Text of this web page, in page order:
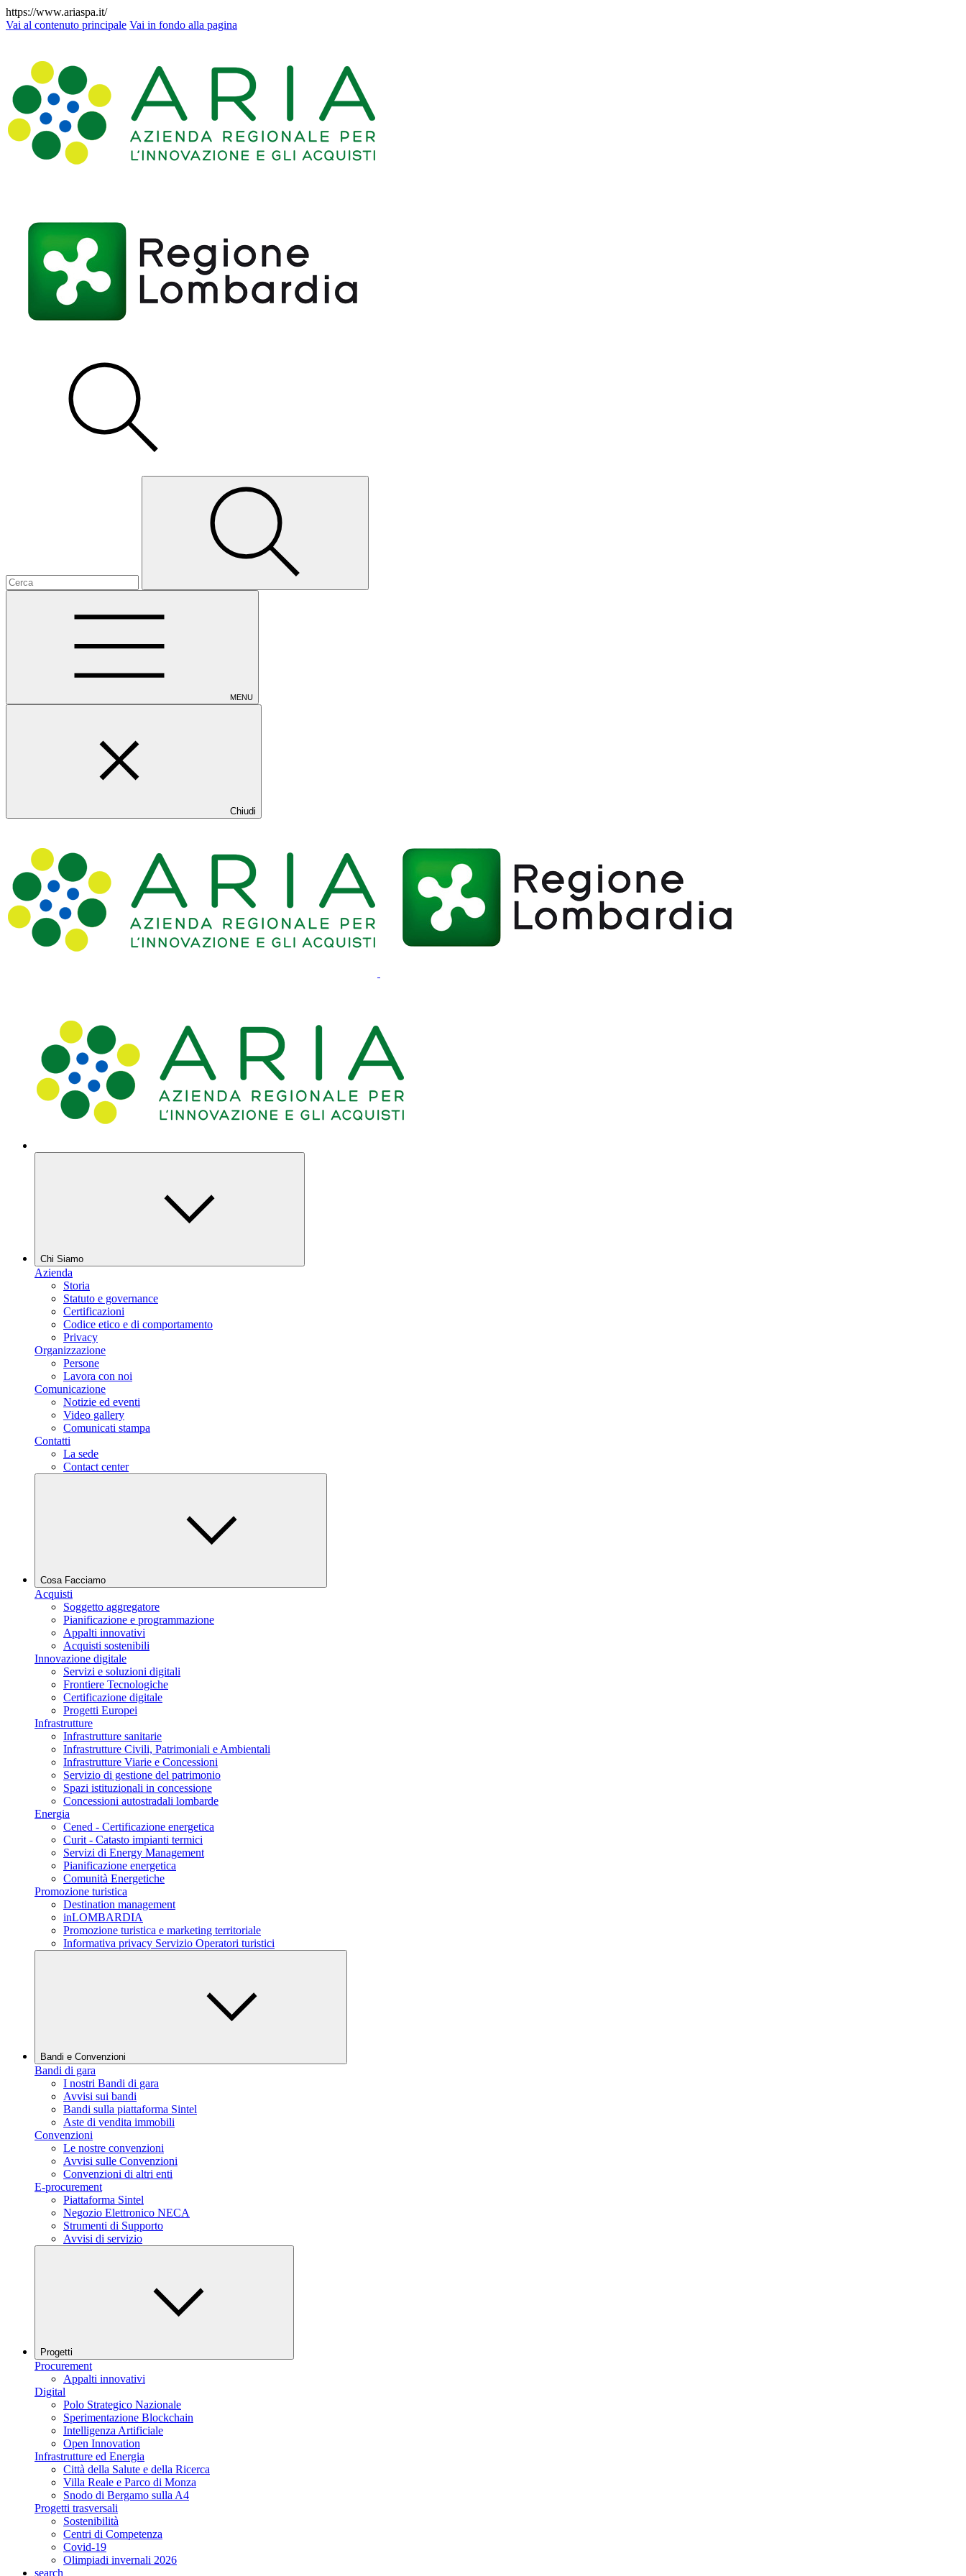
https://www.ariaspa.it/
Vai al contenuto principale Vai in fondo alla pagina
MENU
Chiudi
Chi Siamo
Azienda
Storia
Statuto e governance
Certificazioni
Codice etico e di comportamento
Privacy
Organizzazione
Persone
Lavora con noi
Comunicazione
Notizie ed eventi
Video gallery
Comunicati stampa
Contatti
La sede
Contact center
Cosa Facciamo
Acquisti
Soggetto aggregatore
Pianificazione e programmazione
Appalti innovativi
Acquisti sostenibili
Innovazione digitale
Servizi e soluzioni digitali
Frontiere Tecnologiche
Certificazione digitale
Progetti Europei
Infrastrutture
Infrastrutture sanitarie
Infrastrutture Civili, Patrimoniali e Ambientali
Infrastrutture Viarie e Concessioni
Servizio di gestione del patrimonio
Spazi istituzionali in concessione
Concessioni autostradali lombarde
Energia
Cened - Certificazione energetica
Curit - Catasto impianti termici
Servizi di Energy Management
Pianificazione energetica
Comunità Energetiche
Promozione turistica
Destination management
inLOMBARDIA
Promozione turistica e marketing territoriale
Informativa privacy Servizio Operatori turistici
Bandi e Convenzioni
Bandi di gara
I nostri Bandi di gara
Avvisi sui bandi
Bandi sulla piattaforma Sintel
Aste di vendita immobili
Convenzioni
Le nostre convenzioni
Avvisi sulle Convenzioni
Convenzioni di altri enti
E-procurement
Piattaforma Sintel
Negozio Elettronico NECA
Strumenti di Supporto
Avvisi di servizio
Progetti
Procurement
Appalti innovativi
Digital
Polo Strategico Nazionale
Sperimentazione Blockchain
Intelligenza Artificiale
Open Innovation
Infrastrutture ed Energia
Città della Salute e della Ricerca
Villa Reale e Parco di Monza
Snodo di Bergamo sulla A4
Progetti trasversali
Sostenibilità
Centri di Competenza
Covid-19
Olimpiadi invernali 2026
search